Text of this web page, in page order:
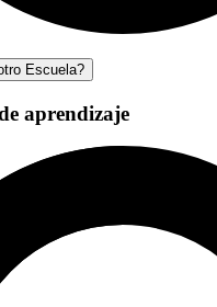
Escuela?
aprendizaje